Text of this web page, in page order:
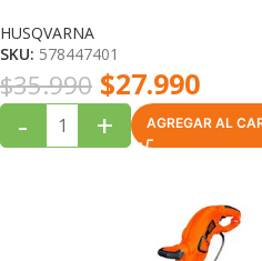
HUSQVARNA
SKU: 578447401
$35.990 $27.990
- + AGREGAR AL